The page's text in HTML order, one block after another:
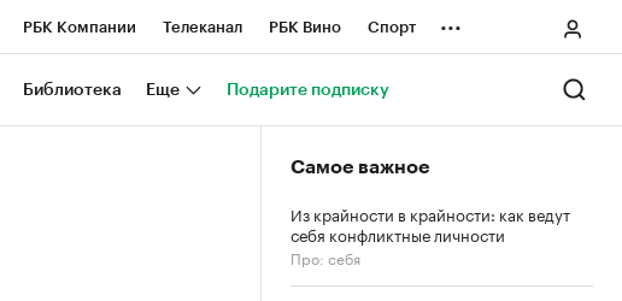
РБК Компании Телеканал РБК Вино Спорт
Национальные проекты Город
...
Библиотека Еще Подарите подписку
Самое важное
Из крайности в крайности: как ведут
себя конфликтные личности
Про: себя